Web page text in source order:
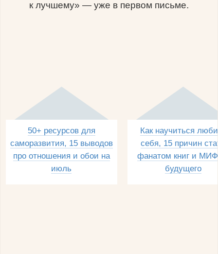
к лучшему» — уже в первом письме.
50+ ресурсов для
саморазвития, 15 выводов
про отношения и обои на
июль
Как научиться
себя, 15 причин
фанатом книг и
будущего